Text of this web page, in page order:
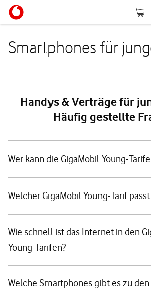
Smartphones für
Handys & Verträge für
Häufig gestellte
Wer kann die GigaMobil Young-
Welcher GigaMobil Young-Tarif
Wie schnell ist das Internet in den
Young-Tarifen?
Welche Smartphones gibt es zu